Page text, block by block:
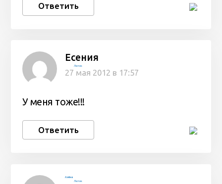
Ответить
Есения
Лютик
27 мая 2012 в 17:57
У меня тоже!!!
Ответить
Алёна
Лютик